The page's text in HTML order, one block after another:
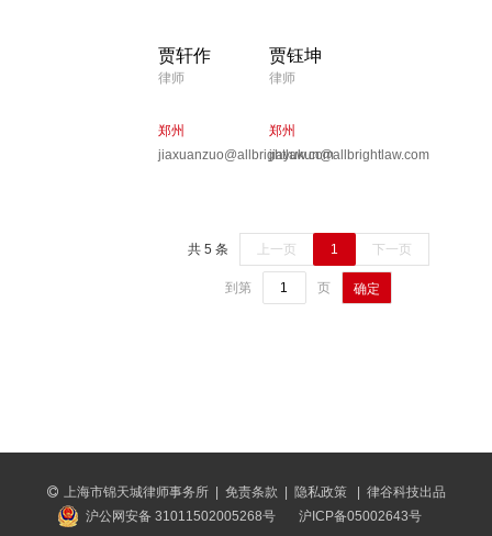
贾轩作
律师
郑州
jiaxuanzuo@allbrightlaw.com
贾钰坤
律师
郑州
jiayukun@allbrightlaw.com
共 5 条 上一页 1 下一页
到第 页 确定
上海市锦天城律师事务所 | 免责条款 | 隐私政策 | 律谷科技出品
沪公网安备 31011502005268号
沪ICP备05002643号